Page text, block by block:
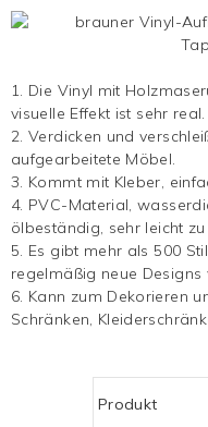
1. Die Vinyl mit
visuelle Effekt ist sehr real.
2. Verdicken und
aufgearbeitete Möbel.
3. Kommt mit Kleber,
4. PVC-Material,
ölbeständig, sehr leicht
5. Es gibt mehr als 500
regelmäßig neue Designs
6. Kann zum Dekorieren
Schränken,
Produkt